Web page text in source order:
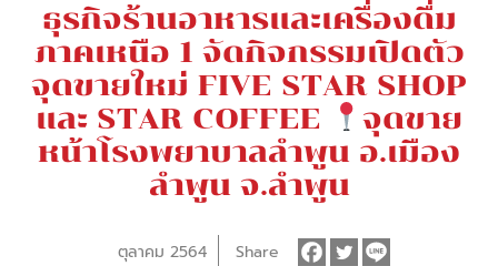
ธุรกิจร้านอาหารและเครื่องดื่ม
ภาคเหนือ 1 จัดกิจกรรมเปิดตัว
จุดขายใหม่ FIVE STAR SHOP
และ STAR COFFEE
จุดขาย
หน้าโรงพยาบาลลำพูน อ.เมือง
ลำพูน จ.ลำพูน
ตุลาคม 2564 Share